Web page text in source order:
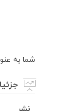
شما به